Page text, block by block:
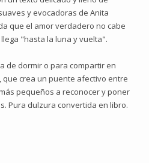
y evocadoras de Anita
que el amor verdadero no cabe
"hasta la luna y vuelta".
de dormir o para compartir en
crea un puente afectivo entre
pequeños a reconocer y poner
Pura dulzura convertida en libro.